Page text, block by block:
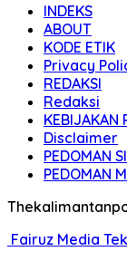
INDEKS
ABOUT
KODE ETIK
Privacy
REDAKSI
Redaksi
KEBIJAKAN
Disclaimer
PEDOMAN
PEDOMAN
Fairuz Media